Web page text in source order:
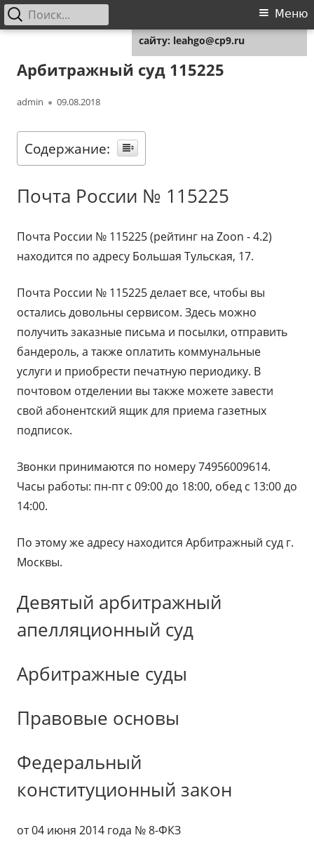
содержимому
Основное
Меню
Найти:
Арбитражный суд 115225
Автор
admin Опубликовано
09.08.2018
Содержание:
Почта России № 115225
Почта России № 115225 (рейтинг на Zoon - 4.2)
находится по адресу Большая Тульская, 17.
Почта России № 115225 делает все, чтобы вы
остались довольны сервисом. Здесь можно
получить заказные письма и посылки, отправить
бандероль, а также оплатить коммунальные
услуги и приобрести печатную периодику. В
почтовом отделении вы также можете завести
свой абонентский ящик для приема газетных
подписок.
Звонки принимаются по номеру 74956009614.
Часы работы: пн-пт с 09:00 до 18:00, обед с 13:00 до
14:00.
По этому же адресу находится Арбитражный суд г.
Москвы.
Девятый арбитражный
апелляционный суд
Арбитражные суды
Правовые основы
Федеральный
конституционный закон
от 04 июня 2014 года № 8-ФКЗ
сайту: leahgo@cp9.ru